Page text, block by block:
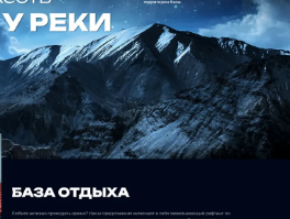
реки Белая, станут
Каждый из них
для
тарифу «Бизнес» на
шаблона6288343